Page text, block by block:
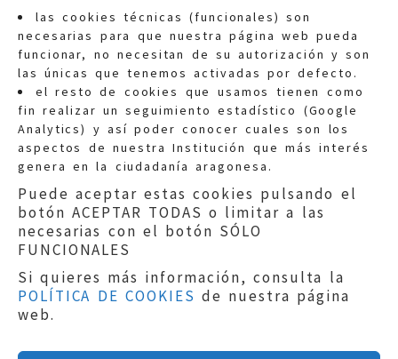
las cookies técnicas (funcionales) son
necesarias para que nuestra página web pueda
funcionar, no necesitan de su autorización y son
las únicas que tenemos activadas por defecto.
el resto de cookies que usamos tienen como
fin realizar un seguimiento estadístico (Google
Analytics) y así poder conocer cuales son los
aspectos de nuestra Institución que más interés
genera en la ciudadanía aragonesa.
Puede aceptar estas cookies pulsando el
botón ACEPTAR TODAS o limitar a las
necesarias con el botón SÓLO
FUNCIONALES
Si quieres más información, consulta la
POLÍTICA DE COOKIES de nuestra página
web.
Quejas:quejas@eljusticiadearagon.es
Información general:
informacion@eljusticiadearagon.es
Teléfonos:900 210 210/
Aviso legal|Política de privacidad|
Protección de Datos